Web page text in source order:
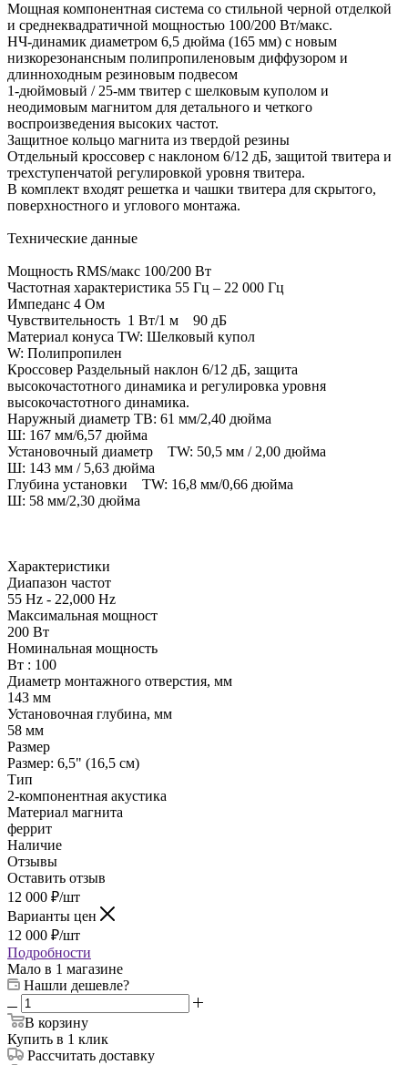
Мощная компонентная система со стильной черной отделкой
и среднеквадратичной мощностью 100/200 Вт/макс.
НЧ-динамик диаметром 6,5 дюйма (165 мм) с новым
низкорезонансным полипропиленовым диффузором и
длинноходным резиновым подвесом
1-дюймовый / 25-мм твитер с шелковым куполом и
неодимовым магнитом для детального и четкого
воспроизведения высоких частот.
Защитное кольцо магнита из твердой резины
Отдельный кроссовер с наклоном 6/12 дБ, защитой твитера и
трехступенчатой ​​регулировкой уровня твитера.
В комплект входят решетка и чашки твитера для скрытого,
поверхностного и углового монтажа.
Технические данные
Мощность RMS/макс 100/200 Вт
Частотная характеристика 55 Гц – 22 000 Гц
Импеданс 4 Ом
Чувствительность 1 Вт/1 м 90 дБ
Материал конуса TW: Шелковый купол
W: Полипропилен
Кроссовер Раздельный наклон 6/12 дБ, защита
высокочастотного динамика и регулировка уровня
высокочастотного динамика.
Наружный диаметр ТВ: 61 мм/2,40 дюйма
Ш: 167 мм/6,57 дюйма
Установочный диаметр TW: 50,5 мм / 2,00 дюйма
Ш: 143 мм / 5,63 дюйма
Глубина установки TW: 16,8 мм/0,66 дюйма
Ш: 58 мм/2,30 дюйма
Характеристики
Диапазон частот
55 Hz - 22,000 Hz
Максимальная мощност
200 Вт
Номинальная мощность
Вт : 100
Диаметр монтажного отверстия, мм
143 мм
Установочная глубина, мм
58 мм
Размер
Размер: 6,5" (16,5 см)
Тип
2-компонентная акустика
Материал магнита
феррит
Наличие
Отзывы
Оставить отзыв
12 000 ₽/шт
Варианты цен
12 000 ₽/шт
Подробности
Мало в 1 магазине
Нашли дешевле?
В корзину
Купить в 1 клик
Рассчитать доставку